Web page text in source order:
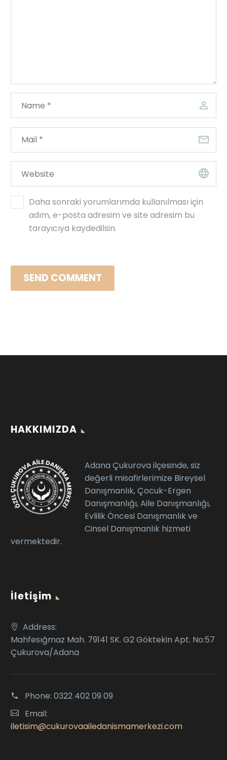
Daha sonraki yorumlarımda kullanılması için
adım, e-posta adresim ve site adresim bu
tarayıcıya kaydedilsin.
SEND COMMENT
HAKKIMIZDA
Adana Çukurova ilçesinde, siz
değerli misafirlerimize Bireysel
Danışmanlık, Çocuk-Ergen
Danışmanlığı, Aile Danışmanlığı,
Evlilik Öncesi Danışmanlık ve
Cinsel Danışmanlık hizmeti
vermektedir.
İletişim
Address:
Mahfesığmaz Mah. 79141 SK. G2 Göktekin Apt. No:57
Çukurova/Adana
Phone: 0322 402 09 09
Email:
iletisim@cukurovaailedanismamerkezi.com